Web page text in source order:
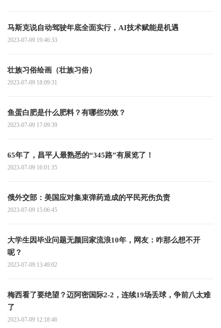
马斯克说自动驾驶年底全面实行，AI技术赋能是机遇
2023-07-09 19:46:33
壮族习俗绘画（壮族习俗）
2023-07-09 18:09:31
鱼蛋白肥是什么肥料？有哪些功效？
2023-07-09 17:09:39
65年了，昌平人最熟悉的“345路”有展览了！
2023-07-09 16:01:35
俄外交部：美国应对集束弹药造成的平民死伤负责
2023-07-09 15:06:45
大学生因毕业问题无颜回家流浪10年，网友：咋那么想不开
呢？
2023-07-09 13:49:02
梅西看了要绝望？迈阿密国际2-2，连续19场丢球，争前八太难
了
2023-07-09 12:18:46